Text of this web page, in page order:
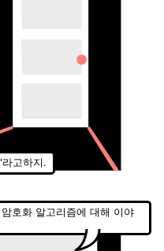
고하지.
호화 알고리즘에 대해 이야